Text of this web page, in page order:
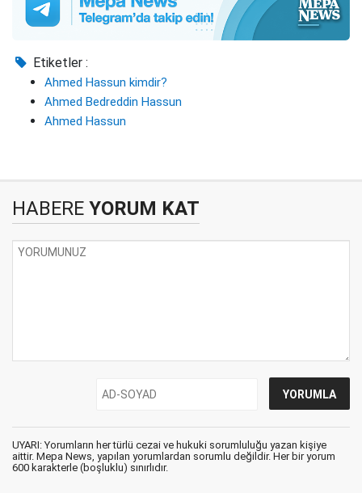
Etiketler :
Ahmed Hassun kimdir?
Ahmed Bedreddin Hassun
Ahmed Hassun
HABERE YORUM KAT
UYARI: Yorumların her türlü cezai ve hukuki sorumluluğu yazan kişiye
aittir. Mepa News, yapılan yorumlardan sorumlu değildir. Her bir yorum
600 karakterle (boşluklu) sınırlıdır.